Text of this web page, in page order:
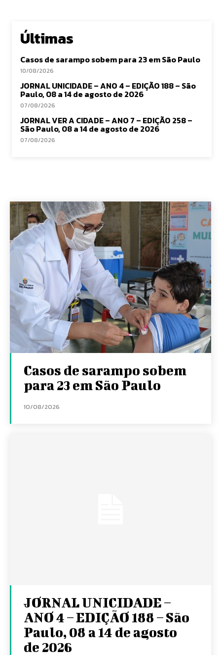
Últimas
Casos de sarampo sobem para 23 em São Paulo
10/08/2026
JORNAL UNICIDADE – ANO 4 – EDIÇÃO 188 – São
Paulo, 08 a 14 de agosto de 2026
07/08/2026
JORNAL VER A CIDADE – ANO 7 – EDIÇÃO 258 –
São Paulo, 08 a 14 de agosto de 2026
07/08/2026
Casos de sarampo sobem
para 23 em São Paulo
10/08/2026
JORNAL UNICIDADE –
ANO 4 – EDIÇÃO 188 – São
Paulo, 08 a 14 de agosto
de 2026